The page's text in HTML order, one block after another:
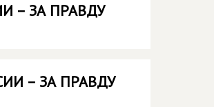
– ЗА ПРАВДУ
– ЗА ПРАВДУ